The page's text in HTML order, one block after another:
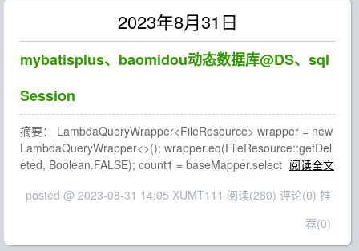
2023年8月31日
mybatisplus、baomidou动态数据库@DS、sql
Session
摘要： LambdaQueryWrapper<FileResource> wrapper = new
LambdaQueryWrapper<>(); wrapper.eq(FileResource::getDel
eted, Boolean.FALSE); count1 = baseMapper.select 阅读全文
posted @ 2023-08-31 14:05 XUMT111 阅读(280) 评论(0) 推
荐(0)